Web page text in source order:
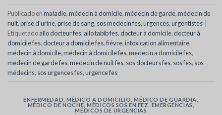
Publicado enmaladie,médecin à domicile,médecin de garde,médecin de
nuit,prise d'urine,prise de sang, sos medecin fes,urgences,urgentistes
Etiquetadoallo docteur fes, allo tabib fes, docteur à domicile, docteur à
domicile fes, docteur a domicile fes,fiévre,intoxication alimentaire,
médecin à domicile,médecin à domicile fes,medecin a domicile fes,
medecin de garde fes,medecin de nuit fes, sos docteurs fes, sos fes, sos
médecins, sos urgences fes,urgence fes
ENFERMEDAD ,MÉDICO A DOMICILIO ,MÉDICO DE GUARDIA
MÉDICO DE NOCHE ,MÉDICOS SOS EN FEZ EMERGENCIAS
MÉDICOS DE URGENCIAS